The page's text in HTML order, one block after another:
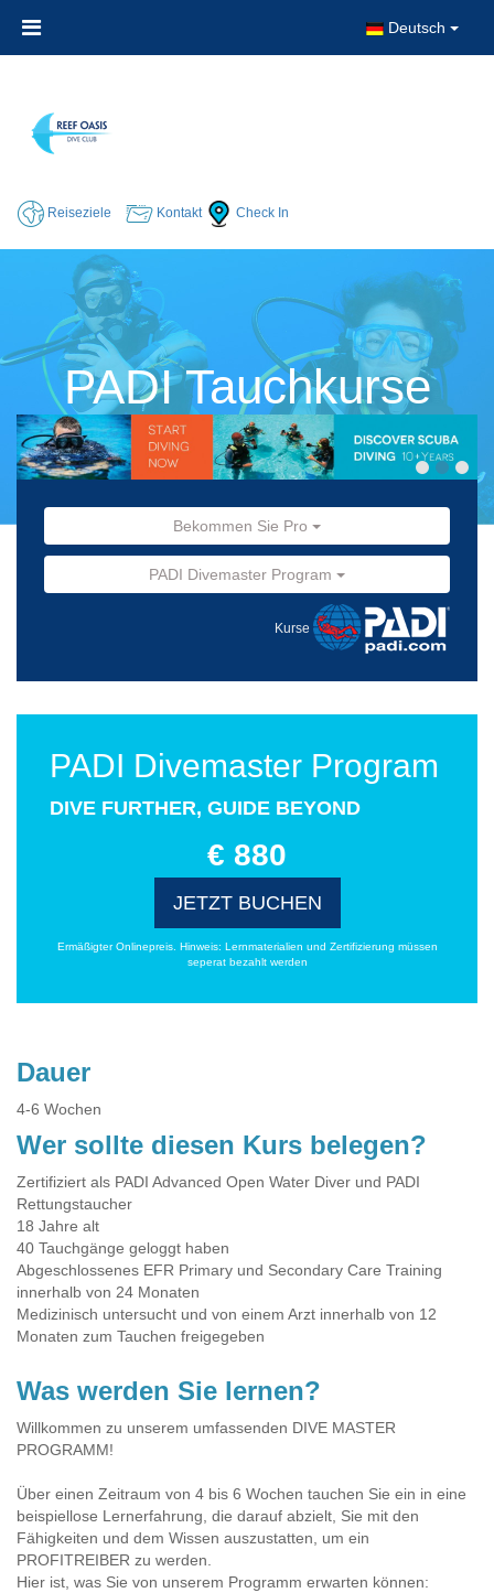
Deutsch
Reiseziele Kontakt Check In
PADI Tauchkurse
Bekommen Sie Pro
PADI Divemaster Program
Kurse
PADI Divemaster Program
DIVE FURTHER, GUIDE BEYOND
€ 880
JETZT BUCHEN
Ermäßigter Onlinepreis. Hinweis: Lernmaterialien und Zertifizierung müssen
seperat bezahlt werden
Dauer
4-6 Wochen
Wer sollte diesen Kurs belegen?
Zertifiziert als PADI Advanced Open Water Diver und PADI
Rettungstaucher
18 Jahre alt
40 Tauchgänge geloggt haben
Abgeschlossenes EFR Primary und Secondary Care Training
innerhalb von 24 Monaten
Medizinisch untersucht und von einem Arzt innerhalb von 12
Monaten zum Tauchen freigegeben
Was werden Sie lernen?
Willkommen zu unserem umfassenden DIVE MASTER
PROGRAMM!
Über einen Zeitraum von 4 bis 6 Wochen tauchen Sie ein in eine
beispiellose Lernerfahrung, die darauf abzielt, Sie mit den
Fähigkeiten und dem Wissen auszustatten, um ein
PROFITREIBER zu werden.
Hier ist, was Sie von unserem Programm erwarten können: